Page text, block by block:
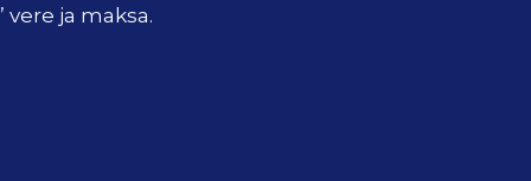
ja maksa.